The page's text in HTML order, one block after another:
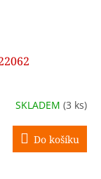
SKLADEM (3 ks)
Do košíku